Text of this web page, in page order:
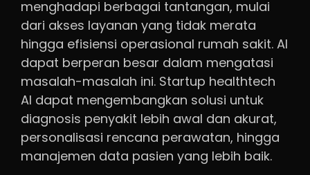
menghadapi berbagai tantangan, mulai
dari akses layanan yang tidak merata
hingga efisiensi operasional rumah sakit. AI
dapat berperan besar dalam mengatasi
masalah-masalah ini. Startup healthtech
AI dapat mengembangkan solusi untuk
diagnosis penyakit lebih awal dan akurat,
personalisasi rencana perawatan, hingga
manajemen data pasien yang lebih baik.